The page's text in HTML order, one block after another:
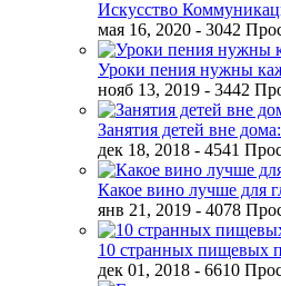
Искусство
мая 16, 2020 - 3042
Уроки пения нужны
нояб 13, 2019 - 3442
Занятия детей вне
дек 18, 2018 - 4541
Какое вино лучше для
янв 21, 2019 - 4078
10 странных пищевых
дек 01, 2018 - 6610